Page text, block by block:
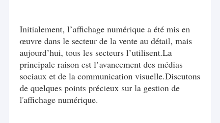
Initialement, l’affichage numérique a été mis en
œuvre dans le secteur de la vente au détail, mais
aujourd’hui, tous les secteurs l’utilisent.La
principale raison est l’avancement des médias
sociaux et de la communication visuelle.Discutons
de quelques points précieux sur la gestion de
l'affichage numérique.